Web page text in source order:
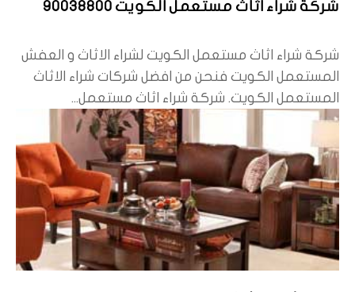
شركة شراء اثاث مستعمل الكويت 90038800
شركة شراء اثاث مستعمل الكويت لشراء الاثاث و العفش
المستعمل الكويت فنحن من افضل شركات شراء الاثاث
المستعمل الكويت. شركة شراء اثاث مستعمل...